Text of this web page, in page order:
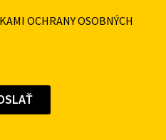
OCHRANY OSOBNÝCH